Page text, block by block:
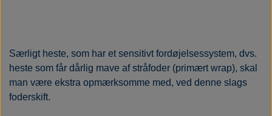
Særligt heste, som har et sensitivt fordøjelsessystem, dvs.
heste som får dårlig mave af stråfoder (primært wrap), skal
man være ekstra opmærksomme med, ved denne slags
foderskift.